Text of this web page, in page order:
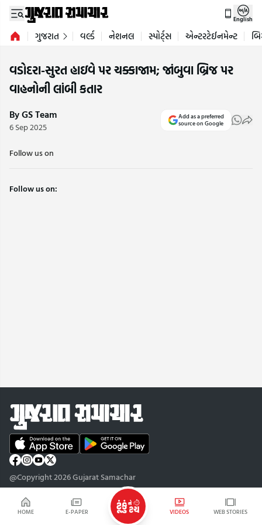
HOME E-PAPER VIDEOS WEB STORIES
English
ગુજરાત વર્લ્ડ નેશનલ સ્પોર્ટ્સ એન્ટરટેઈનમેન્ટ
વડોદરા-સુરત હાઇવે પર ચક્કાજામ; જાંબુવા બ્રિજ પર
વાહનોની લાંબી કતાર
By GS Team
6 Sep 2025
Add as a preferred
source on Google
Follow us on
Follow us on:
@Copyright 2026 Gujarat Samachar